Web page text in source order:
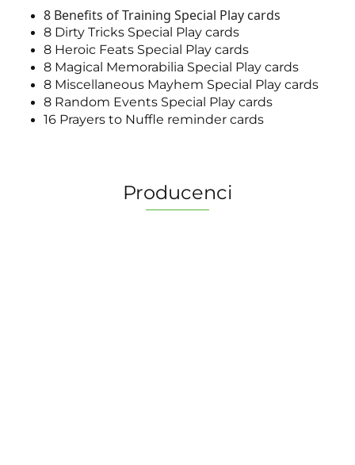
8 Benefits of Training Special Play cards
8 Dirty Tricks Special Play cards
8 Heroic Feats Special Play cards
8 Magical Memorabilia Special Play cards
8 Miscellaneous Mayhem Special Play cards
8 Random Events Special Play cards
16 Prayers to Nuffle reminder cards
Producenci